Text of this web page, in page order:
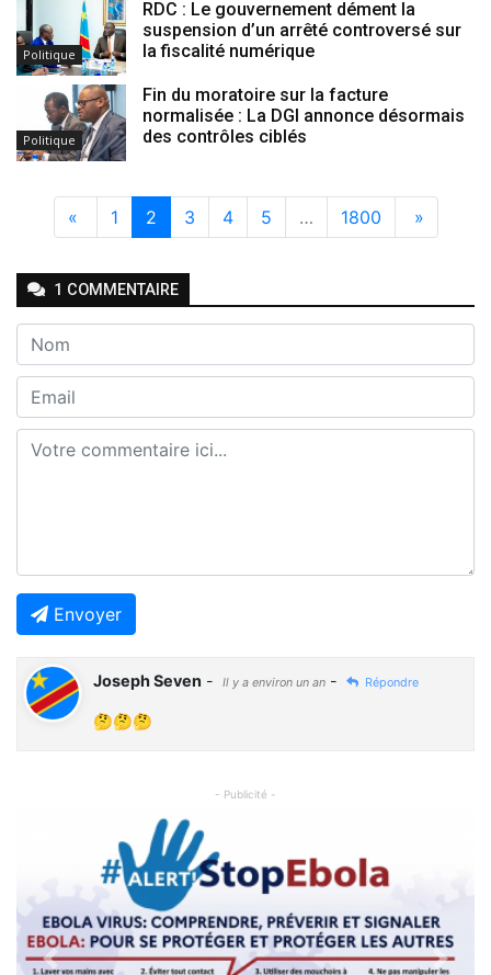
Politique
RDC : Le gouvernement dément la
suspension d’un arrêté controversé sur
la fiscalité numérique
Politique
Fin du moratoire sur la facture
normalisée : La DGI annonce désormais
des contrôles ciblés
« 1 2 3 4 5 … 1800 »
1 COMMENTAIRE
Envoyer
Joseph Seven - Il y a environ un an - Répondre
🤔🤔🤔
- Publicité -
Previous Next